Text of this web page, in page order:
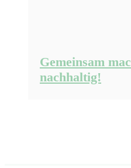
Gemeinsam
nachhaltig!